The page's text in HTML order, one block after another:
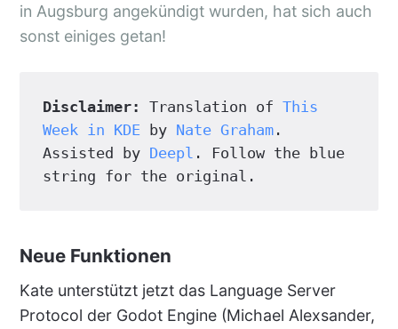
in Augsburg angekündigt wurden, hat sich auch
sonst einiges getan!
Disclaimer: Translation of This
Week in KDE by Nate Graham.
Assisted by Deepl . Follow the blue
string for the original.
Neue Funktionen
Kate unterstützt jetzt das Language Server
Protocol der Godot Engine (Michael Alexsander,